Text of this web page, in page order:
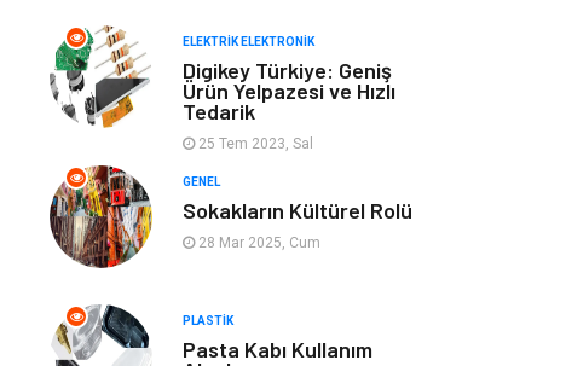
Emlak Yapı İnşaat
Mobilya Organizasyon
Eğitim Kurumları
Tekstil
Aksesuar
ELEKTRIK ELEKTRONIK
Digikey Türkiye: Geniş
Ürün Yelpazesi ve Hızlı
Tedarik
25 Tem 2023, Sal
GENEL
Sokakların Kültürel Rolü
28 Mar 2025, Cum
PLASTIK
Pasta Kabı Kullanım